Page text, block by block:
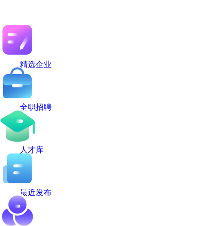
精选企业
全职招聘
人才库
最近发布